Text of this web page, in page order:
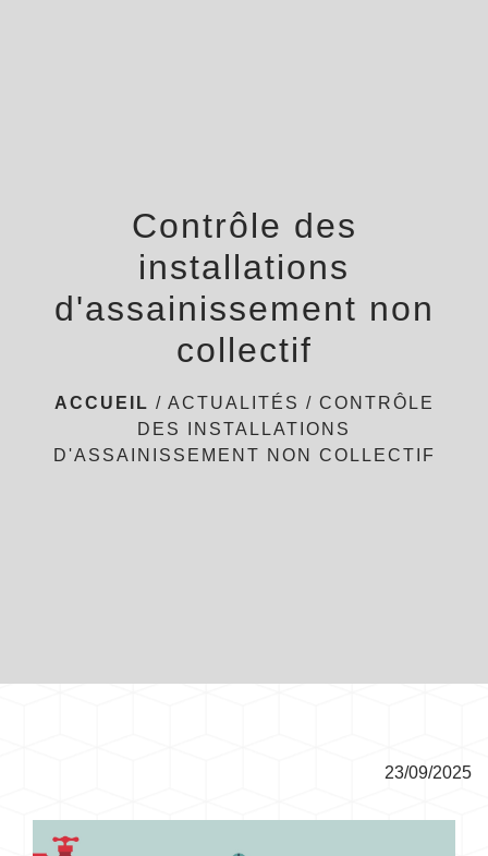
Contrôle des
installations
d'assainissement non
collectif
ACCUEIL / ACTUALITÉS / CONTRÔLE
DES INSTALLATIONS
D'ASSAINISSEMENT NON COLLECTIF
23/09/2025